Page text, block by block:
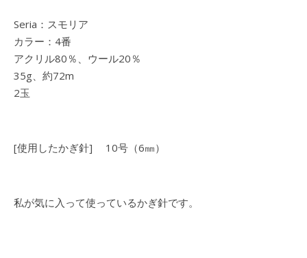
Seria：スモリア
カラー：4番
アクリル80％、ウール20％
35g、約72m
2玉
[使用したかぎ針] 10号（6㎜）
私が気に入って使っているかぎ針です。